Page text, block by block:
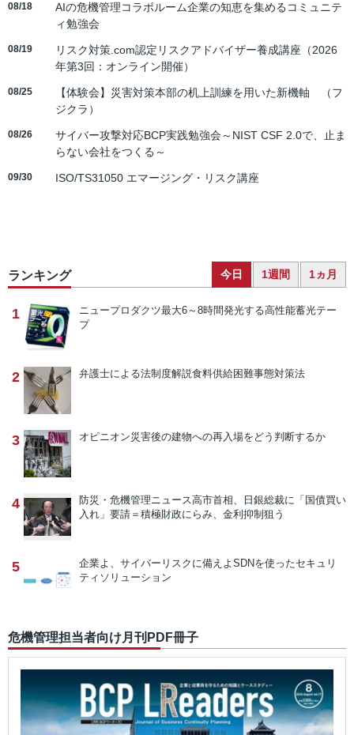
08/18
AIの危機管理コラボルーム企業の知恵を集めるコミュニテ
ィ勉強会
08/19
リスク対策.com認定リスクアドバイザー養成講座（2026
年第3回：オンライン開催）
08/25
【体験会】災害対策本部の机上訓練を用いた新機軸 （フ
ジクラ）
08/26
サイバー攻撃対応BCP実践勉強会～NIST CSF 2.0で、止ま
らない会社をつくる～
09/30 ISO/TS31050 エマージング・リスク講座
ランキング 今日 1週間 1ヵ月
1 ニュープロダクツ最大6～8時間発光する高性能蓄光テー
プ
2 弁護士による法制度解説食料供給困難事態対策法
3 オピニオン災害後の建物への再入場をどう判断するか
4 防災・危機管理ニュース高市首相、日銀総裁に「国債買い
入れ」要請＝積極財政にらみ、金利抑制狙う
5 企業よ、サイバーリスクに備えよ SDNを使ったセキュリ
ティソリューション
危機管理担当者向け月刊PDF冊子